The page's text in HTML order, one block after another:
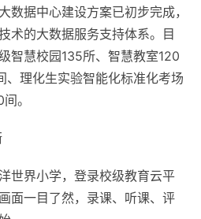
数据中心建设方案已初步完成，
术的大数据服务支持体系。目
智慧校园135所、智慧教室120
、理化生实验智能化标准化考场
。
世界小学，登录校级教育云平
面一目了然，录课、听课、评